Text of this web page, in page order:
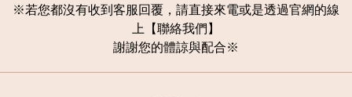
※若您都沒有收到客服回覆，請直接來電或是透過官網的線
上【聯絡我們 】
謝謝您的體諒與配合※